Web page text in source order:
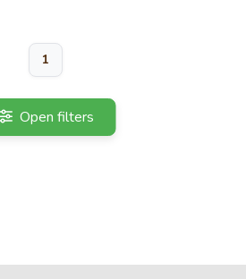
1
Open filters